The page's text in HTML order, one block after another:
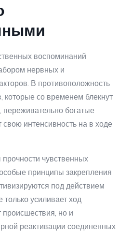
воспоминаний
нервных и
В противоположность
которые со временем блекнут
богатые
интенсивность на в ходе
чувственных
принципы закрепления
под действием
только усиливает ход
но и
реактивации соединенных